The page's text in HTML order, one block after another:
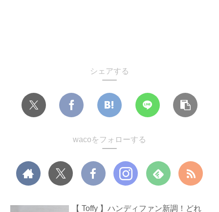
シェアする
wacoをフォローする
【 Toffy 】ハンディファン新調！どれ